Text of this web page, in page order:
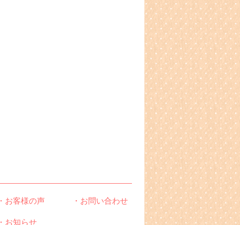
・お客様の声
・お知らせ
・お問い合わせ